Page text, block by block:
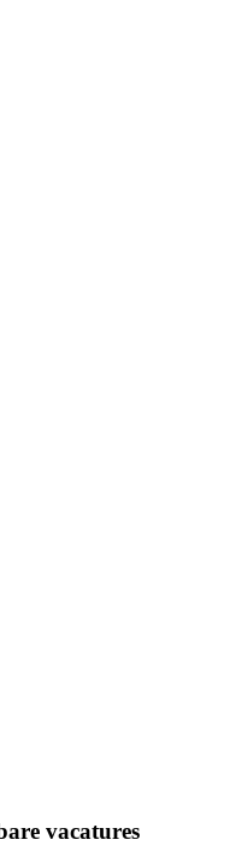
vacatures